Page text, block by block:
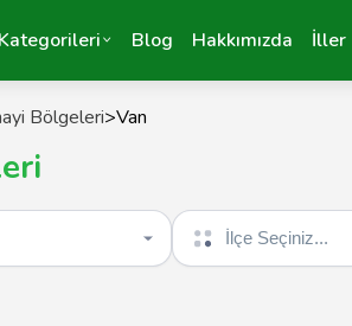
Blog Hakkımızda İller
Bölgeleri>Van
İlçe seçin